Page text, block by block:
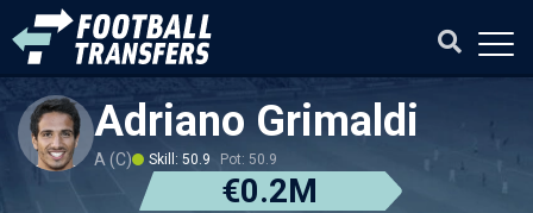
Adriano Grimaldi
A (C) Skill: 50.9 Pot: 50.9
€0.2M